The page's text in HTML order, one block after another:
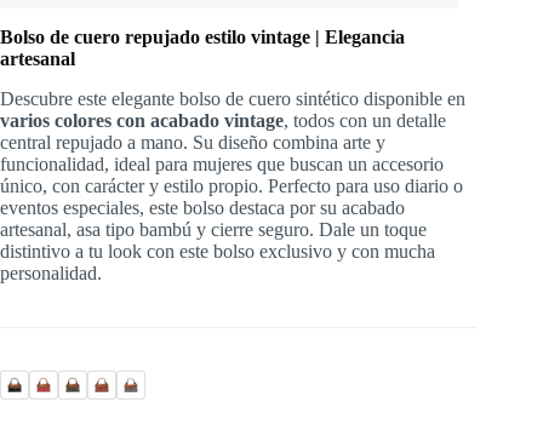
Bolso de cuero repujado estilo vintage | Elegancia
artesanal
Descubre este elegante bolso de cuero sintético disponible en
varios colores con acabado vintage, todos con un detalle
central repujado a mano. Su diseño combina arte y
funcionalidad, ideal para mujeres que buscan un accesorio
único, con carácter y estilo propio. Perfecto para uso diario o
eventos especiales, este bolso destaca por su acabado
artesanal, asa tipo bambú y cierre seguro. Dale un toque
distintivo a tu look con este bolso exclusivo y con mucha
personalidad.